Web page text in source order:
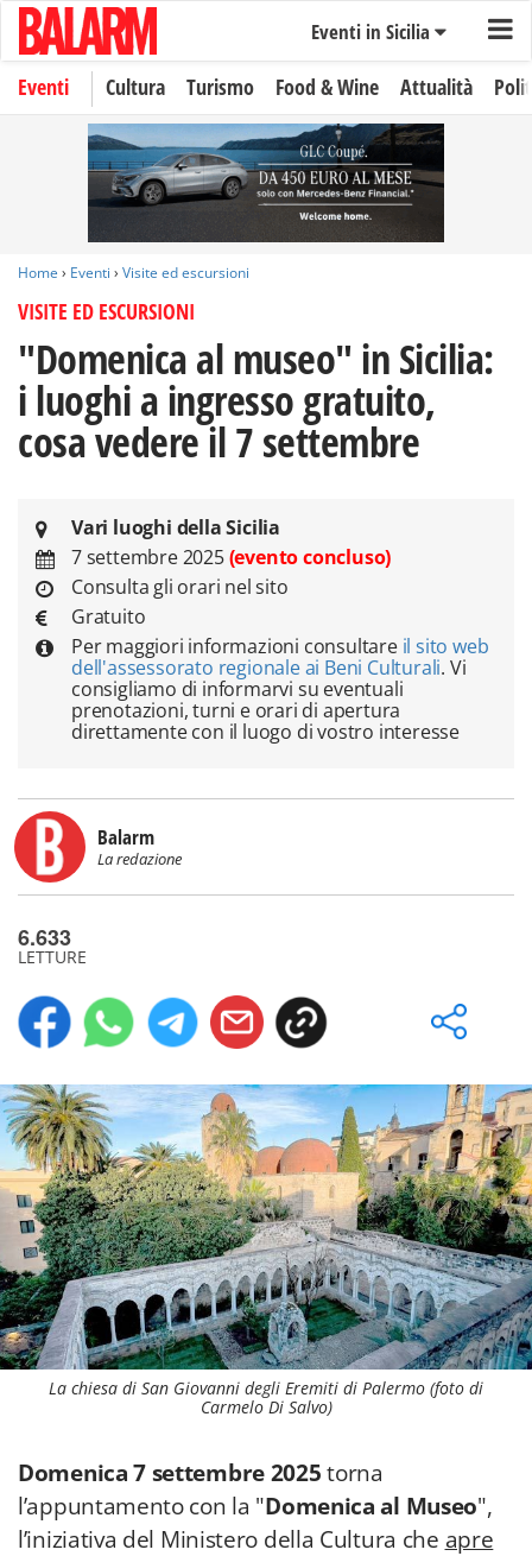
Eventi in Sicilia
Eventi Cultura Turismo Food & Wine Attualità
Home › Eventi › Visite ed escursioni
VISITE ED ESCURSIONI
"Domenica al museo" in Sicilia:
i luoghi a ingresso gratuito,
cosa vedere il 7 settembre
Vari luoghi della Sicilia
7 settembre 2025(evento concluso)
Consulta gli orari nel sito
Gratuito
Per maggiori informazioni consultare il sito web
dell'assessorato regionale ai Beni Culturali. Vi
consigliamo di informarvi su eventuali
prenotazioni, turni e orari di apertura
direttamente con il luogo di vostro interesse
Balarm
La redazione
6.633
LETTURE
La chiesa di San Giovanni degli Eremiti di Palermo (foto di
Carmelo Di Salvo)
Domenica 7 settembre 2025torna
l’appuntamento con la "Domenica al Museo",
l’iniziativa del Ministero della Cultura che apre